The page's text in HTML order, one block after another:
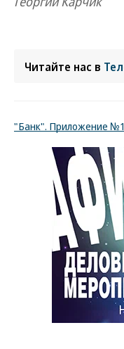
Читайте нас в
"Банк". Приложение